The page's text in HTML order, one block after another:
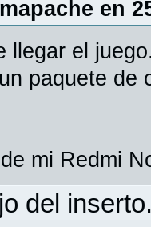
en
llegar el
paquete de
mi Redmi
del